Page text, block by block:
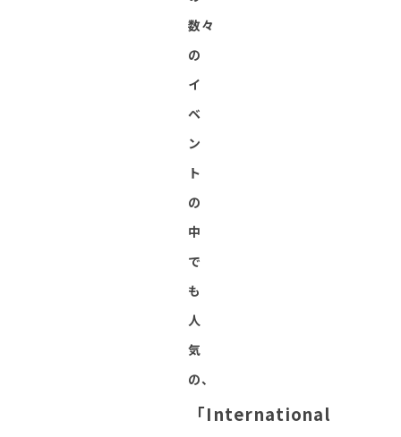
数々
の
イ
ベ
ン
ト
の
中
で
も
人
気
の、
「International